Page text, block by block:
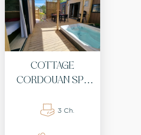
COTTAGE
CORDOUAN SPA
SCHLAFZIMMER
3 Ch.